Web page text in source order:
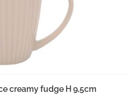
creamy fudge H 9,5cm